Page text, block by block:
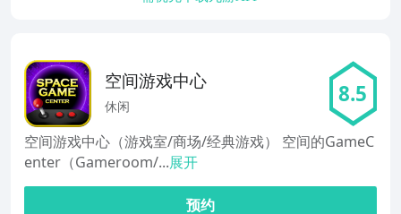
空间游戏中心
休闲 8.5
空间游戏中心（游戏室/商场/经典游戏） 空间的GameC
enter（Gameroom/...展开
预约